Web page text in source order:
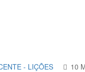
- LIÇÕES 10